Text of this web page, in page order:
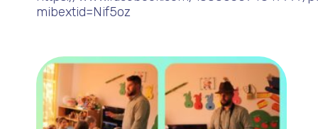
mibextid=Nif5oz